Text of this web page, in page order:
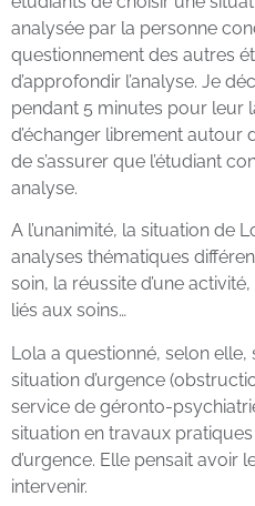
analysée par la personne
questionnement des autres
d’approfondir l’analyse. Je
pendant 5 minutes pour leur
d’échanger librement autour
de s’assurer que l’étudiant
analyse.
A l’unanimité, la situation de
analyses thématiques
soin, la réussite d’une
liés aux soins…
Lola a questionné, selon
situation d’urgence
service de géronto-
situation en travaux
d’urgence. Elle pensait avoir
intervenir.